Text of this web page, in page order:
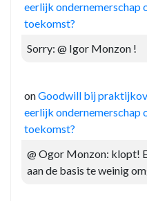
eerlijk ondernemerschap
toekomst?
Sorry: @ Igor Monzon !
onGoodwill bij
eerlijk ondernemerschap
toekomst?
@ Ogor Monzon: klopt!
aan de basis te weinig